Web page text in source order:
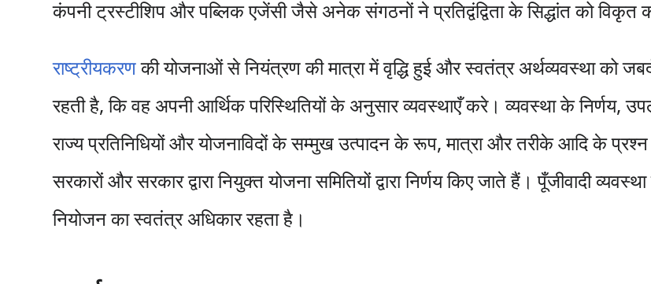
कंपनी ट्रस्टीशिप और पब्लिक एजेंसी जैसे अनेक संगठनों ने प्रतिद्वंद्विता के सिद्धांत को विकृत
राष्ट्रीयकरणकी योजनाओं से नियंत्रण की मात्रा में वृद्धि हुई और स्वतंत्र अर्थव्यवस्था को
रहती है, कि वह अपनी आर्थिक परिस्थितियों के अनुसार व्यवस्थाएँ करे। व्यवस्था के निर्णय,
राज्य प्रतिनिधियों और योजनाविदों के सम्मुख उत्पादन के रूप, मात्रा और तरीके आदि के
सरकारों और सरकार द्वारा नियुक्त योजना समितियों द्वारा निर्णय किए जाते हैं। पूँजीवादी
नियोजन का स्वतंत्र अधिकार रहता है।